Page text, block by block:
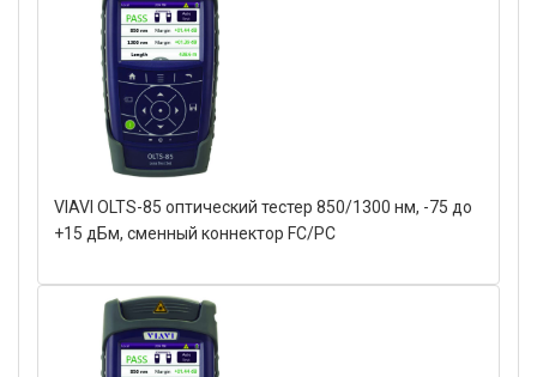
VIAVI OLTS-85 оптический тестер 850/1300 нм, -75 до
+15 дБм, сменный коннектор FC/PC